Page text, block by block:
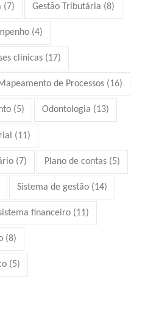
(7) Gestão Tributária (8)
(4)
clínicas (17)
de Processos (16)
(5) Odontologia (13)
(11)
(7) Plano de contas (5)
Sistema de gestão (14)
financeiro (11)
(8)
(5)